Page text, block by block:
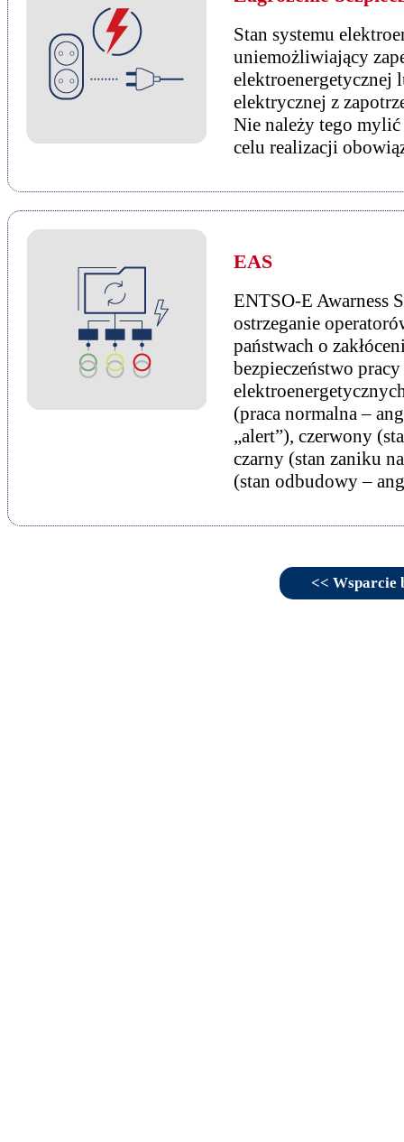
Stan systemu
uniemożliwiający
elektroenergetycznej
elektrycznej z
Nie należy tego mylić
celu realizacji
EAS
ENTSO-E Awarness
ostrzeganie
państwach o
bezpieczeństwo
(praca normalna –
„alert”), czerwony
czarny (stan zaniku
(stan odbudowy –
<< Wsparcie